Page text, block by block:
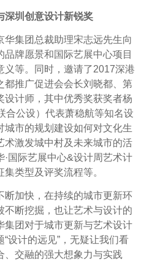
深圳创意设计新锐奖
华集团总裁助理宋志远先生向
牌愿景和国际艺展中心项目
义等。同时，邀请了2017深港
都推广促进会会长刘晓都、第
设计师，其中优秀奖获奖者杨
合公设）代表萧稳航等知名设
城市的规划建设如何对文化生
术激发城中村及未来城市的活
国际艺展中心&设计周艺术计
类型及评奖流程等。
断加快，在持续的城市更新环
不断挖掘，也让艺术与设计的
集团对于城市更新与艺术设计
设计的远见”，无疑让我们看
、交融的强大想象力与实践